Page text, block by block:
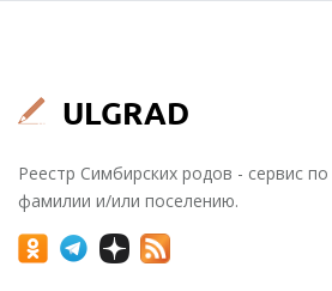
Реестр Симбирских родов - сервис
фамилии и/или поселению.